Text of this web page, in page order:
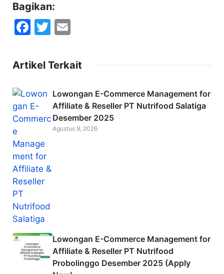
Bagikan:
F
c
e
b
o
o
k
T
itt
er
ai
l
Artikel Terkait
Lowongan E-Commerce Management for
Affiliate & Reseller PT Nutrifood Salatiga
Desember 2025
Agustus 9, 2026
Lowongan E-Commerce Management for
Affiliate & Reseller PT Nutrifood
Probolinggo Desember 2025 (Apply